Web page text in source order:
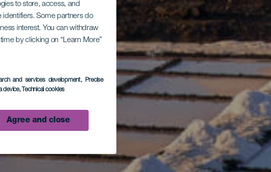
to store, access, and
identifiers. Some partners do
interest. You can withdraw
by clicking on “Learn More”
and services development, Precise
device, Technical cookies
Agree and close